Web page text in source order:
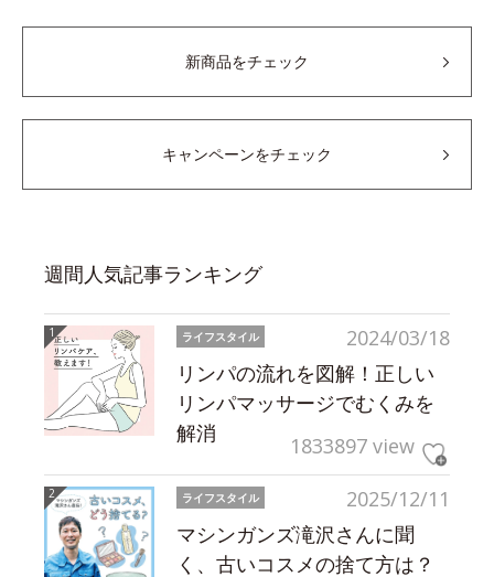
新商品をチェック
キャンペーンをチェック
週間人気記事ランキング
2024/03/18
ライフスタイル
リンパの流れを図解！正しい
リンパマッサージでむくみを
解消
1833897 view
2025/12/11
ライフスタイル
マシンガンズ滝沢さんに聞
く、古いコスメの捨て方は？